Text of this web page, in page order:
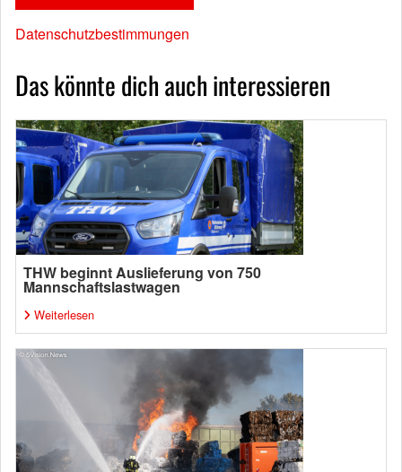
Datenschutzbestimmungen
Das könnte dich auch interessieren
THW beginnt Auslieferung von 750
Mannschaftslastwagen
Weiterlesen